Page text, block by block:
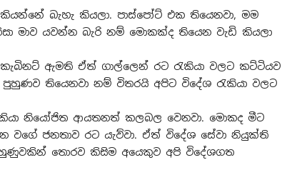
බැහැ කියලා. පාස්පෝට් එක තියෙනවා, මම
මාව යවන්න බැරි නම් මොකක්ද තියෙන වැඩි කියලා
ඇමති ඒත් ගාල්ලෙන් රට රැකියා වලට කට්ටියව
තියෙනවා නම් විතරයි අපිට විදේශ රැකියා වලට
නියෝජිත ආයතනත් කලබල වෙනවා. මොකද මීට
ජනතාව රට යැව්වා. ඒත් විදේශ සේවා නියුක්ති
තොරව කිසිම අයෙකුව අපි විදේශගත